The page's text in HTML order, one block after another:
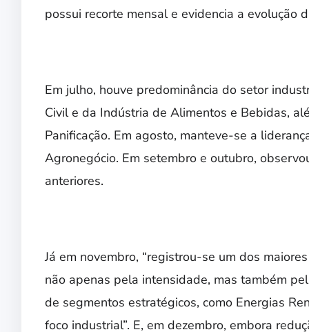
possui recorte mensal e evidencia a evolução
Em julho, houve predominância do setor
Civil e da Indústria de Alimentos e Bebidas,
Panificação. Em agosto, manteve-se a
Agronegócio. Em setembro e outubro,
anteriores.
Já em novembro, “registrou-se um dos
não apenas pela intensidade, mas também
de segmentos estratégicos, como Energias
foco industrial”. E, em dezembro, embora